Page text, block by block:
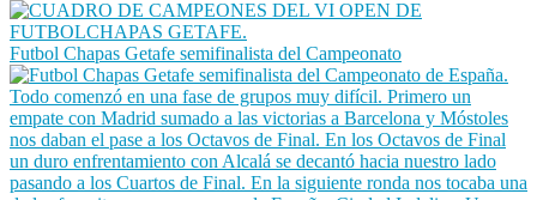
Futbol Chapas Getafe semifinalista del Campeonato